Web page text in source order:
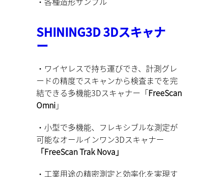
SHINING3D 3Dスキャナ
ー
・ワイヤレスで持ち運びでき、計測グレ
ードの精度でスキャンから検査までを完
結できる多機能3Dスキャナー「FreeScan
Omni」
・小型で多機能、フレキシブルな測定が
可能なオールインワン3Dスキャナー
「FreeScan Trak Nova」
・工業用途の精密測定と効率化を実現す